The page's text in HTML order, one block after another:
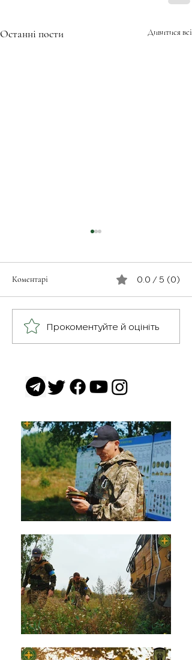
Останні пости Дивитися всі
Військовослужбовець з
псевдо «Чех» з батальйону
Коментарі 0.0 / 5 (0)
Прокоментуйте й оцініть